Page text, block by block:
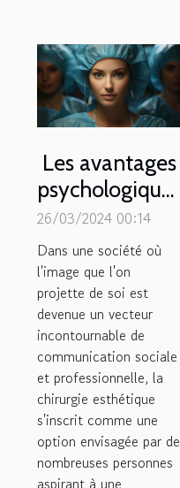
Les avantages
psychologiques
de la chirurgie
esthétique
pour la
confiance en
soi
26/03/2024 00:14
Dans une société où
l'image que l'on
projette de soi est
devenue un vecteur
incontournable de
communication sociale
et professionnelle, la
chirurgie esthétique
s'inscrit comme une
option envisagée par de
nombreuses personnes
aspirant à une